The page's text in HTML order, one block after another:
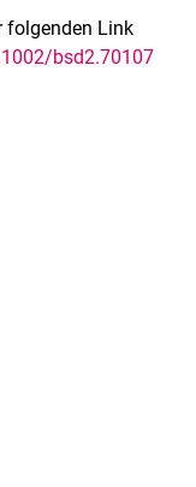
folgenden Link
bsd2.70107